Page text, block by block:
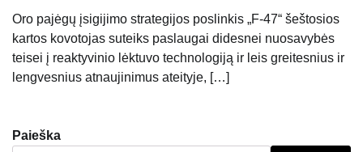
Oro pajėgų įsigijimo strategijos poslinkis „F-47“ šeštosios
kartos kovotojas suteiks paslaugai didesnei nuosavybės
teisei į reaktyvinio lėktuvo technologiją ir leis greitesnius ir
lengvesnius atnaujinimus ateityje, […]
Paieška